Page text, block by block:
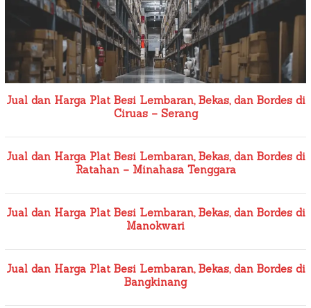
Jual dan Harga Plat Besi Lembaran, Bekas, dan Bordes di
Ciruas – Serang
Jual dan Harga Plat Besi Lembaran, Bekas, dan Bordes di
Ratahan – Minahasa Tenggara
Jual dan Harga Plat Besi Lembaran, Bekas, dan Bordes di
Manokwari
Jual dan Harga Plat Besi Lembaran, Bekas, dan Bordes di
Bangkinang